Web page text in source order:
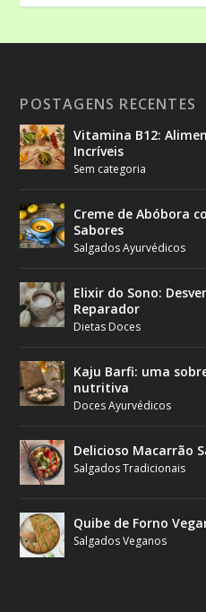
POSTAGENS RECENTES
Vitamina B12:
Incríveis
Sem categoria
Creme de Abóbora
Sabores
Salgados Ayurvédicos
Elixir do Sono:
Reparador
Dietas Doces
Kaju Barfi: uma
nutritiva
Doces Ayurvédicos
Delicioso Macarrão
Salgados Tradicionais
Quibe de Forno
Salgados Veganos